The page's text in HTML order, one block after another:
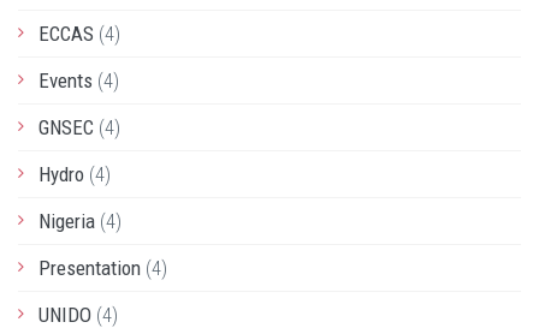
ECCAS (4)
Events (4)
GNSEC (4)
Hydro (4)
Nigeria (4)
Presentation (4)
UNIDO (4)